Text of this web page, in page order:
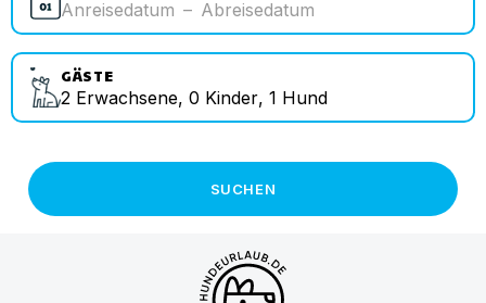
Anreisedatum – Abreisedatum
GÄSTE
2 Erwachsene, 0 Kinder, 1 Hund
SUCHEN